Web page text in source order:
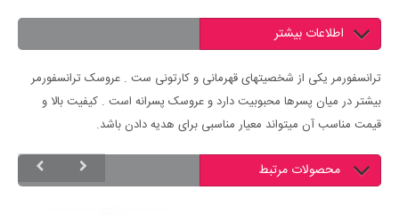
اطلاعات بیشتر
ترانسفورمر یکی از شخصیتهای قهرمانی و کارتونی ست . عروسک ترانسفورمر
بیشتر در میان پسرها محبوبیت دارد و عروسک پسرانه است . کیفیت بالا و
قیمت مناسب آن میتواند معیار مناسبی برای هدیه دادن باشد.
محصولات مرتبط